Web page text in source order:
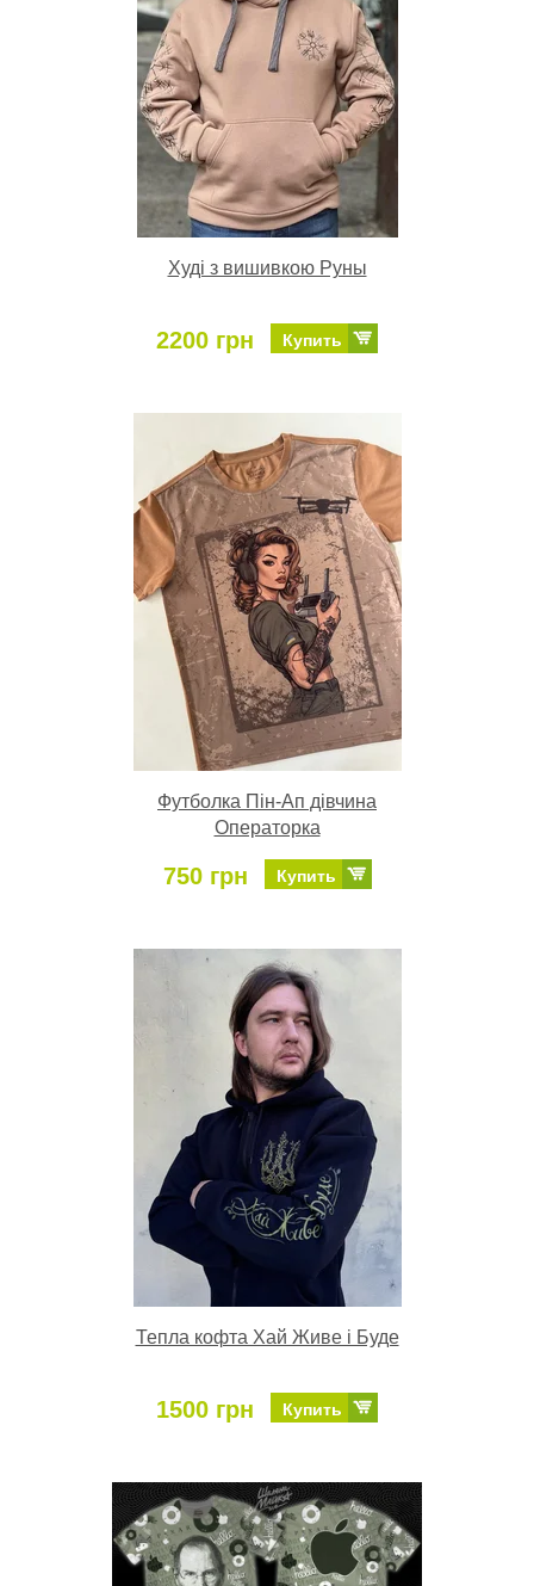
Худі з вишивкою Руны
2200 грн Купить
Футболка Пін-Ап дівчина
Операторка
750 грн Купить
Тепла кофта Хай Живе і Буде
1500 грн Купить